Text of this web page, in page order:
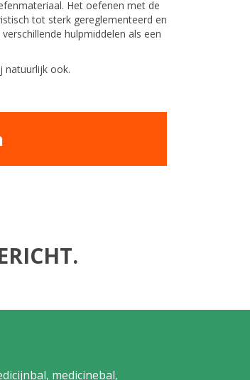
Het oefenen met de
tot sterk gereglementeerd en
hulpmiddelen als een
natuurlijk ook.
, medicinebal,